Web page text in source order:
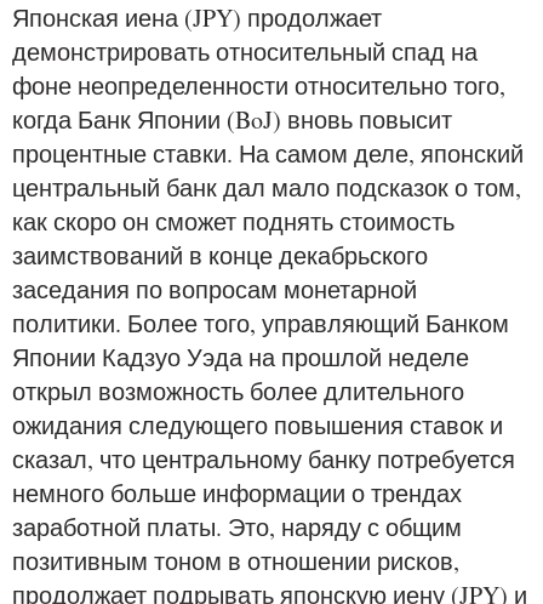
Японская иена (JPY) продолжает
демонстрировать относительный спад на
фоне неопределенности относительно того,
когда Банк Японии (BoJ) вновь повысит
процентные ставки. На самом деле, японский
центральный банк дал мало подсказок о том,
как скоро он сможет поднять стоимость
заимствований в конце декабрьского
заседания по вопросам монетарной
политики. Более того, управляющий Банком
Японии Кадзуо Уэда на прошлой неделе
открыл возможность более длительного
ожидания следующего повышения ставок и
сказал, что центральному банку потребуется
немного больше информации о трендах
заработной платы. Это, наряду с общим
позитивным тоном в отношении рисков,
продолжает подрывать японскую иену (JPY) и